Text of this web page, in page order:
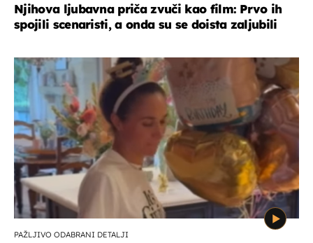
Njihova ljubavna priča zvuči kao film: Prvo ih
spojili scenaristi, a onda su se doista zaljubili
PAŽLJIVO ODABRANI DETALJI